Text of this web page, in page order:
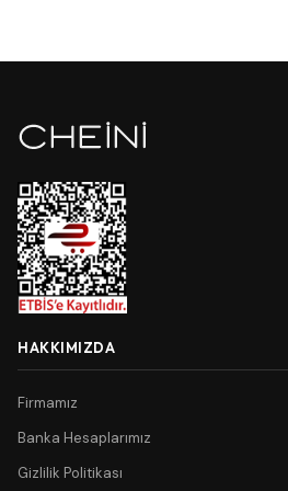
HAKKIMIZDA
Firmamız
Banka Hesaplarımız
Gizlilik Politikası